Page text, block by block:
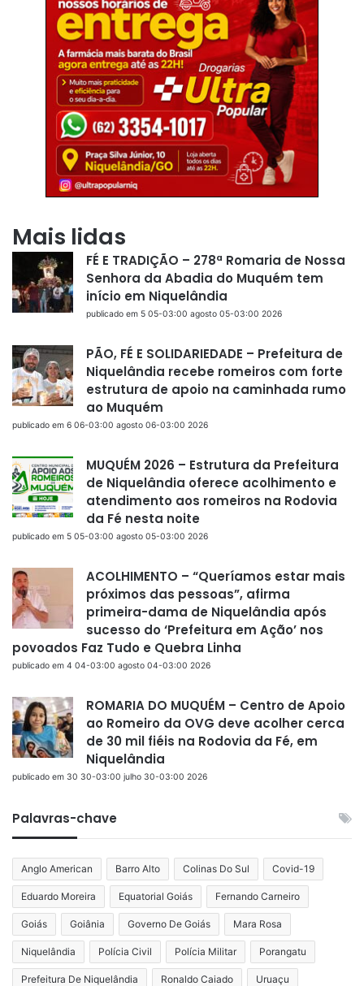
Mais lidas
FÉ E TRADIÇÃO – 278ª Romaria de Nossa
Senhora da Abadia do Muquém tem
início em Niquelândia
publicado em 5 05-03:00 agosto 05-03:00 2026
PÃO, FÉ E SOLIDARIEDADE – Prefeitura de
Niquelândia recebe romeiros com forte
estrutura de apoio na caminhada rumo
ao Muquém
publicado em 6 06-03:00 agosto 06-03:00 2026
MUQUÉM 2026 – Estrutura da Prefeitura
de Niquelândia oferece acolhimento e
atendimento aos romeiros na Rodovia
da Fé nesta noite
publicado em 5 05-03:00 agosto 05-03:00 2026
ACOLHIMENTO – “Queríamos estar mais
próximos das pessoas”, afirma
primeira-dama de Niquelândia após
sucesso do ‘Prefeitura em Ação’ nos
povoados Faz Tudo e Quebra Linha
publicado em 4 04-03:00 agosto 04-03:00 2026
ROMARIA DO MUQUÉM – Centro de Apoio
ao Romeiro da OVG deve acolher cerca
de 30 mil fiéis na Rodovia da Fé, em
Niquelândia
publicado em 30 30-03:00 julho 30-03:00 2026
Palavras-chave
Anglo American Barro Alto Colinas Do Sul Covid-19
Eduardo Moreira Equatorial Goiás Fernando Carneiro
Goiás Goiânia Governo De Goiás Mara Rosa
Niquelândia Polícia Civil Polícia Militar Porangatu
Prefeitura De Niquelândia Ronaldo Caiado Uruaçu